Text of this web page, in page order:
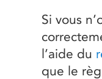
Si vous
l’aide du
que le